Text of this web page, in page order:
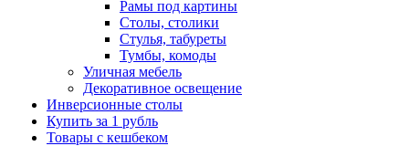
Рамы под картины
Столы, столики
Стулья, табуреты
Тумбы, комоды
Уличная мебель
Декоративное освещение
Инверсионные столы
Купить за 1 рубль
Товары с кешбеком